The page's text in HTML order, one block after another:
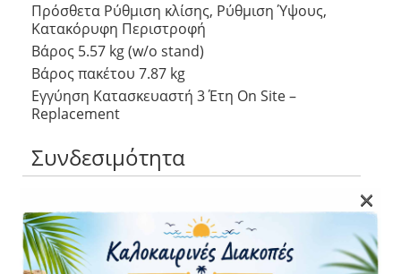
Πρόσθετα Ρύθμιση κλίσης, Ρύθμιση Ύψους,
Κατακόρυφη Περιστροφή
Βάρος 5.57 kg (w/o stand)
Βάρος πακέτου 7.87 kg
Εγγύηση Κατασκευαστή 3 Έτη On Site –
Replacement
Συνδεσιμότητα
DisplayPort x 1 1.2
USB x 5 USB 3.2 Gen1 Downstream (1 x power up
to 10W)
×